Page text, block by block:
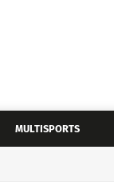
MULTISPORTS